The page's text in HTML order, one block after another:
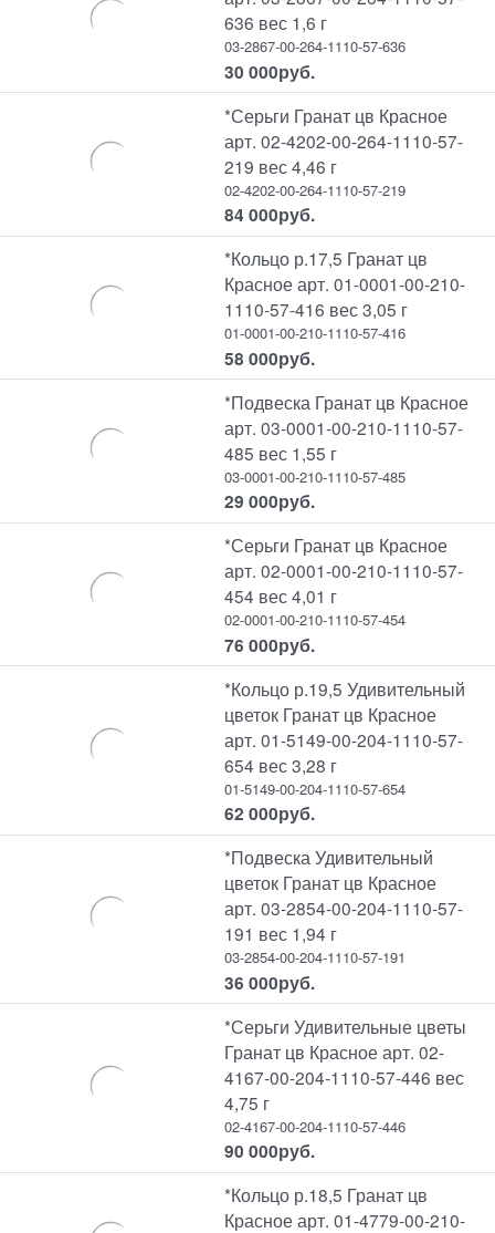
636 вес 1,6 г
03-2867-00-264-1110-57-636
30 000руб.
*Серьги Гранат цв Красное
арт. 02-4202-00-264-1110-57-
219 вес 4,46 г
02-4202-00-264-1110-57-219
84 000руб.
*Кольцо р.17,5 Гранат цв
Красное арт. 01-0001-00-210-
1110-57-416 вес 3,05 г
01-0001-00-210-1110-57-416
58 000руб.
*Подвеска Гранат цв Красное
арт. 03-0001-00-210-1110-57-
485 вес 1,55 г
03-0001-00-210-1110-57-485
29 000руб.
*Серьги Гранат цв Красное
арт. 02-0001-00-210-1110-57-
454 вес 4,01 г
02-0001-00-210-1110-57-454
76 000руб.
*Кольцо р.19,5 Удивительный
цветок Гранат цв Красное
арт. 01-5149-00-204-1110-57-
654 вес 3,28 г
01-5149-00-204-1110-57-654
62 000руб.
*Подвеска Удивительный
цветок Гранат цв Красное
арт. 03-2854-00-204-1110-57-
191 вес 1,94 г
03-2854-00-204-1110-57-191
36 000руб.
*Серьги Удивительные цветы
Гранат цв Красное арт. 02-
4167-00-204-1110-57-446 вес
4,75 г
02-4167-00-204-1110-57-446
90 000руб.
*Кольцо р.18,5 Гранат цв
Красное арт. 01-4779-00-210-